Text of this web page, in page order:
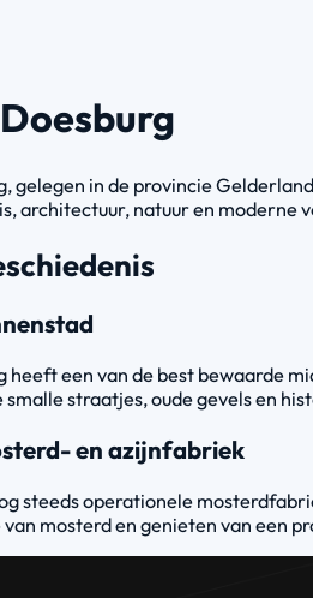
gelegen in de provincie
architectuur, natuur en
heeft een van de best bewaarde
straatjes, oude gevels en
en azijnfabriek
steeds operationele
mosterd en genieten van een